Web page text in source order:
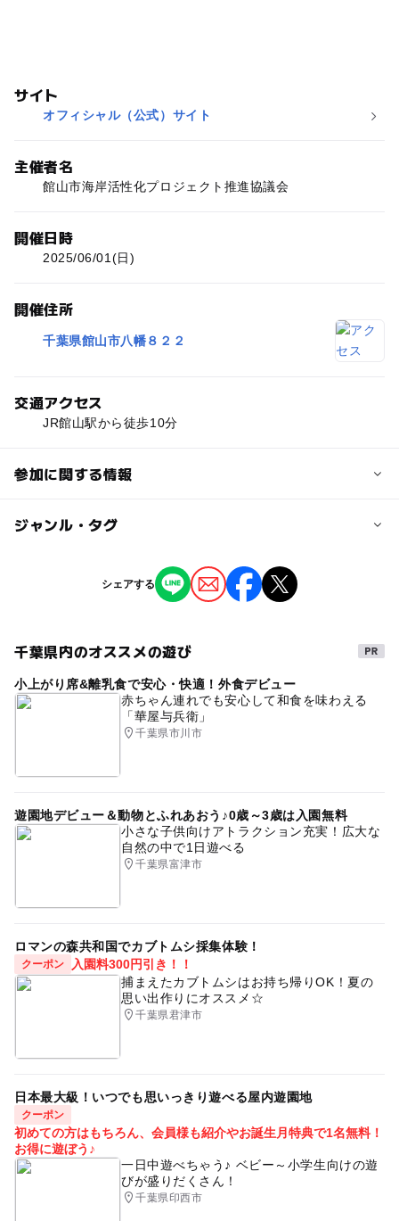
サイト
オフィシャル（公式）サイト
主催者名
館山市海岸活性化プロジェクト推進協議会
開催日時
2025/06/01(日)
開催住所
千葉県館山市八幡８２２
交通アクセス
JR館山駅から徒歩10分
参加に関する情報
定員
予約/応募
海岸線一体に無料駐車場がありますが、イオンタウン館山
す。
ジャンル・タグ
ショッピング・グルメ
タグ
ハンドメイド グルメ
GW(ゴールデンウィーク)
ゴールデンウィーク子供イベント
ゴールデンウィークマルシェ フェス・マルシェ
シェアする
千葉県内のオススメの遊び
小上がり席&離乳食で安心・快適！外食デビュー
赤ちゃん連れでも安心して和食を味わえる
「華屋与兵衛」
千葉県市川市
遊園地デビュー＆動物とふれあおう♪0歳～3歳は入園無料
小さな子供向けアトラクション充実！広大な
自然の中で1日遊べる
千葉県富津市
ロマンの森共和国でカブトムシ採集体験！
クーポン
入園料300円引き！！
捕まえたカブトムシはお持ち帰りOK！夏の
思い出作りにオススメ☆
千葉県君津市
日本最大級！いつでも思いっきり遊べる屋内遊園地
クーポン
初めての方はもちろん、会員様も紹介やお誕生月特典で1名無料！
お得に遊ぼう♪
一日中遊べちゃう♪ ベビー～小学生向けの遊
びが盛りだくさん！
千葉県印西市